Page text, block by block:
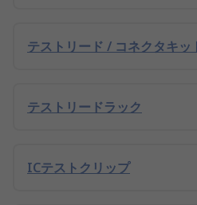
テストリード / コネクタキッ
テストリードラック
ICテストクリップ